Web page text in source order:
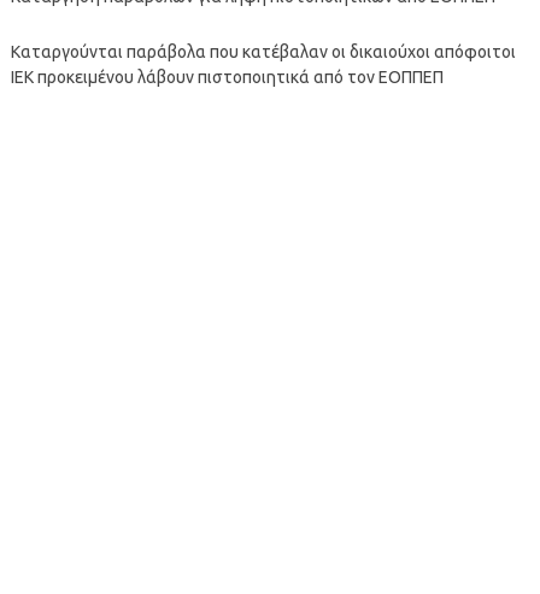
Καταργούνται παράβολα που κατέβαλαν οι δικαιούχοι απόφοιτοι
ΙΕΚ προκειμένου λάβουν πιστοποιητικά από τον ΕΟΠΠΕΠ